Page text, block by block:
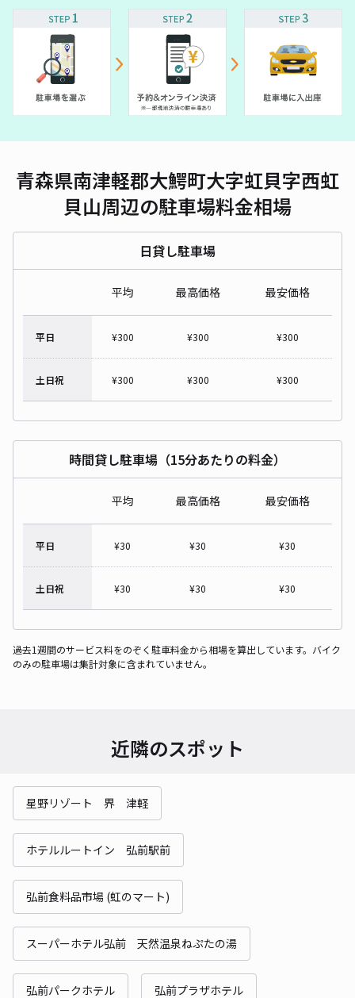
青森県南津軽郡大鰐町大字虹貝字西虹
貝山周辺の駐車場料金相場
日貸し駐車場
平均 最高価格 最安価格
平日 ¥300 ¥300 ¥300
土日祝 ¥300 ¥300 ¥300
時間貸し駐車場（15分あたりの料金）
平均 最高価格 最安価格
平日 ¥30 ¥30 ¥30
土日祝 ¥30 ¥30 ¥30
過去1週間のサービス料をのぞく駐車料金から相場を算出しています。バイク
のみの駐車場は集計対象に含まれていません。
近隣のスポット
星野リゾート 界 津軽
ホテルルートイン 弘前駅前
弘前食料品市場 (虹のマート)
スーパーホテル弘前 天然温泉ねぷたの湯
弘前パークホテル 弘前プラザホテル